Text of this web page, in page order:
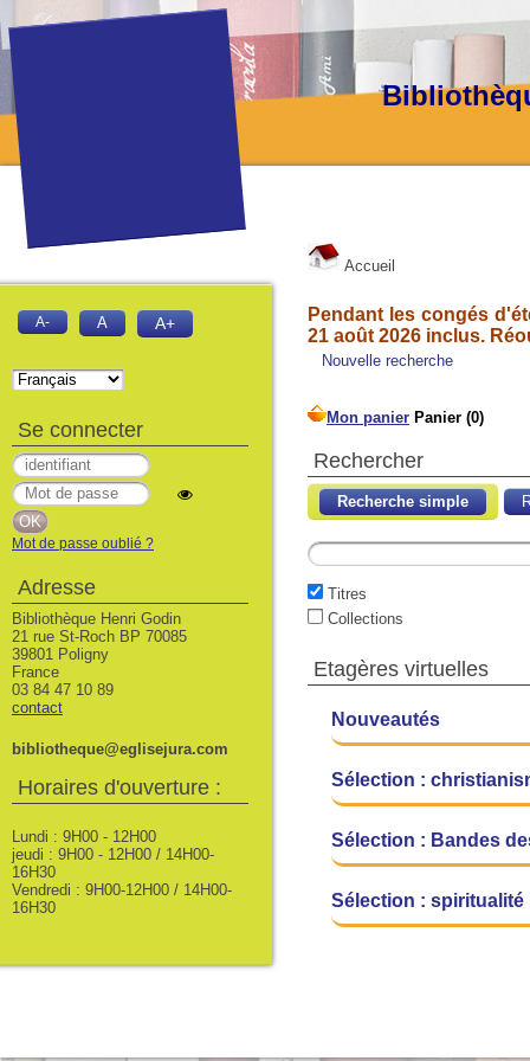
Accueil
Pendant les congés
21 août 2026 inclus.
Nouvelle recherche
Rechercher
Recherche simple
Recherche
Titres
Collections
Etagères virtuelles
Nouveautés
Sélection :
Sélection : Bandes
Sélection : spiritualité
A- A A+
Se connecter
Mot de passe oublié ?
Adresse
Bibliothèque Henri Godin
21 rue St-Roch BP 70085
39801 Poligny
France
03 84 47 10 89
contact
bibliotheque@eglisejura.com
Horaires d'ouverture :
Lundi : 9H00 - 12H00
jeudi : 9H00 - 12H00 / 14H00-
16H30
Vendredi : 9H00-12H00 / 14H00-
16H30